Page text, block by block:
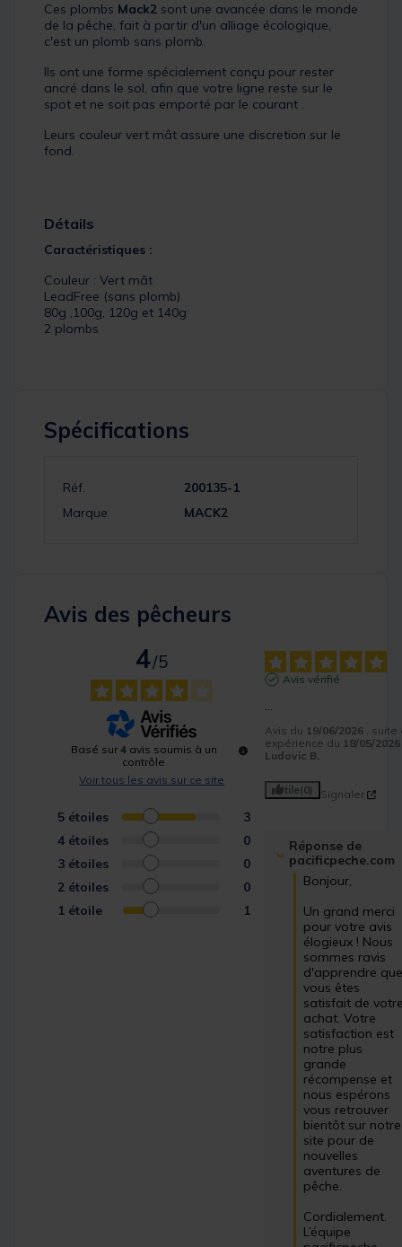
Ces plombs Mack2 sont une avancée dans le monde
de la pêche, fait à partir d'un alliage écologique,
c'est un plomb sans plomb.
Ils ont une forme spécialement conçu pour rester
ancré dans le sol, afin que votre ligne reste sur le
spot et ne soit pas emporté par le courant .
Leurs couleur vert mât assure une discretion sur le
fond.
Détails
Caractéristiques :
Couleur : Vert mât
LeadFree (sans plomb)
80g ,100g, 120g et 140g
2 plombs
Spécifications
Réf.
200135-1
Marque
MACK2
Avis des pêcheurs
4
/5
Basé sur 4 avis soumis à un
contrôle
Voir tous les avis sur ce site
5 étoiles
3
4 étoiles
0
3 étoiles
0
2 étoiles
0
1 étoile 1
Avis vérifié
...
Avis du 19/06/2026 , suite
expérience du 18/05/2026
Ludovic B.
Utile(0) Signaler
Réponse de
pacificpeche.com
Bonjour,
Un grand merci
pour votre avis
élogieux ! Nous
sommes ravis
d'apprendre
vous êtes
satisfait de
achat. Votre
satisfaction est
notre plus
grande
récompense et
nous espérons
vous retrouver
bientôt sur notre
site pour de
nouvelles
aventures de
pêche.
Cordialement.
L’équipe